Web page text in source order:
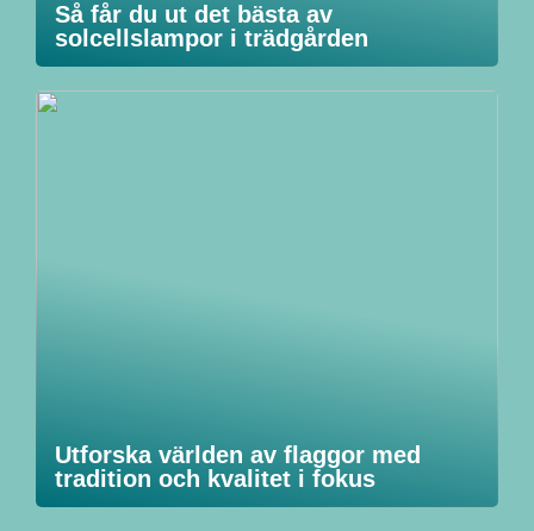
Så får du ut det bästa av
solcellslampor i trädgården
Utforska världen av flaggor med
tradition och kvalitet i fokus